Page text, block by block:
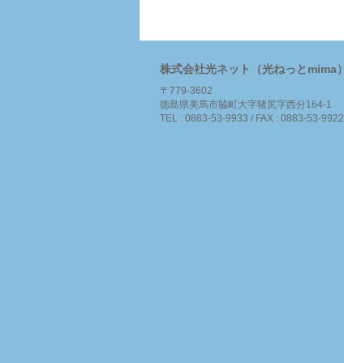
株式会社光ネット（光ねっとmima）
〒779-3602
徳島県美馬市脇町大字猪尻字西分164-1
TEL : 0883-53-9933 / FAX : 0883-53-9922